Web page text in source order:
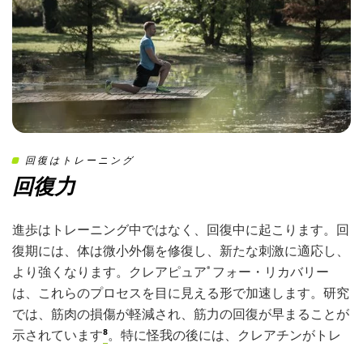
回復はトレーニング
回復力
進歩はトレーニング中ではなく、回復中に起こります。回
復期には、体は微小外傷を修復し、新たな刺激に適応し、
より強くなります。クレアピュア® フォー・リカバリー
は、これらのプロセスを目に見える形で加速します。研究
では、筋肉の損傷が軽減され、筋力の回復が早まることが
示されています⁸。特に怪我の後には、クレアチンがトレ